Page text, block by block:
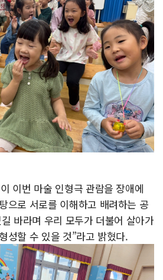
이번 마술 인형극 관람을 장애에
으로 서로를 이해하고 배려하는 공
바라며 우리 모두가 더불어 살아가
성할 수 있을 것”라고 밝혔다.